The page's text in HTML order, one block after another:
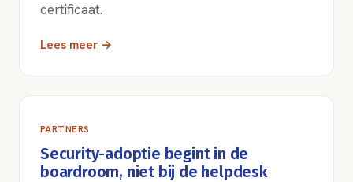
certificaat.
Lees meer →
PARTNERS
Security-adoptie begint in de
boardroom, niet bij de helpdesk